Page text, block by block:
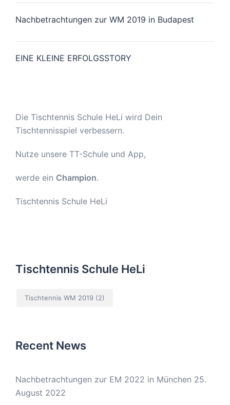
Nachbetrachtungen zur WM 2019 in Budapest
EINE KLEINE ERFOLGSSTORY
Die Tischtennis Schule HeLi wird Dein
Tischtennisspiel verbessern.
Nutze unsere TT-Schule und App,
werde ein Champion.
Tischtennis Schule HeLi
Tischtennis Schule HeLi
Tischtennis WM 2019 (2)
Recent News
Nachbetrachtungen zur EM 2022 in München 25.
August 2022